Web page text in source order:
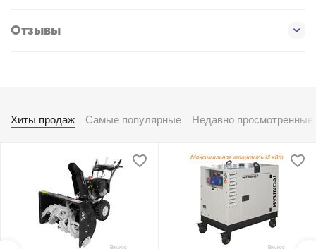
Отзывы
Хиты продаж Самые популярные Недавно просмотренные